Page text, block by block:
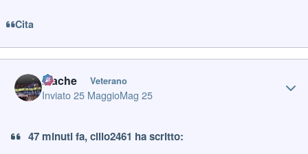
Cita
mache Veterano
Inviato25 MaggioMag 25
47 minuti fa, cillo2461 ha scritto: